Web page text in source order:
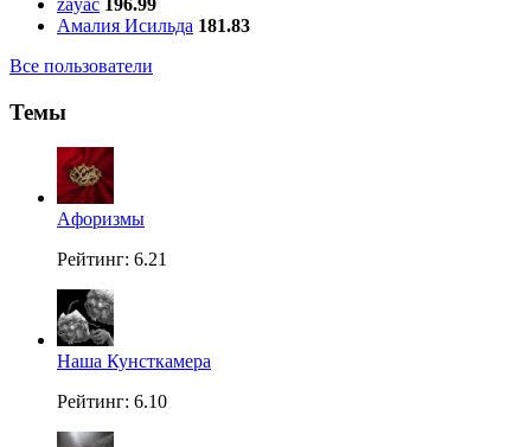
zayac 196.99
Амалия Исильда 181.83
Все пользователи
Темы
Aфоризмы
Рейтинг: 6.21
Наша Кунсткамера
Рейтинг: 6.10